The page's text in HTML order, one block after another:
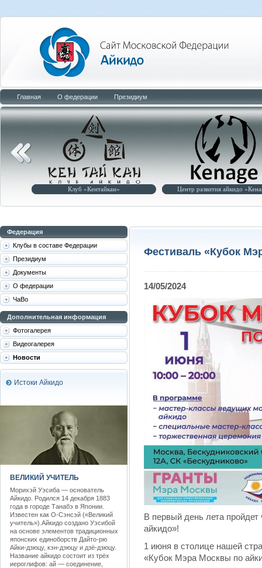
Главная О федерации Президиум
Клуб «Кентайкан» Центр развития айкидо «Кенаге»
Федерация
Клубы в составе Федерации
Президиум
Документы
О федерации
ЧаВо
Дополнительная информация
Фотогалерея
Видеогалерея
Новости
Истоки Айкидо
ВЕЛИКИЙ УЧИТЕЛЬ
Морихэй Уэсиба — основатель
Айкидо. Родился 14 декабря 1883
года в городе Танабэ в Японии.
Известен как О-Сэнсэй («Великий
учитель»).Айкидо создано Уэсибой
на основе элементов традиционных
японских единоборств Дайто-рю
Айки-дзюцу, кэн-дзюцу и дзё-дзюцу.
Название айкидо состоит из трёх
иероглифов: ай — соединение,
Фестиваль «Кубок
14/05/2024
В первый день лета
айкидо»!
1 июня в столице нашей
«Кубок Мэра Москвы по